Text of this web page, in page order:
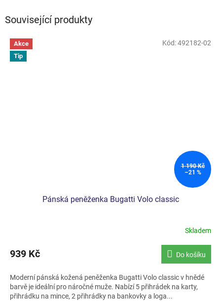
Související produkty
Akce
Tip
1 190 Kč
–21 %
Pánská peněženka Bugatti Volo classic
produktu
je
z
5
hvězdiček.
Skladem
939 Kč Do košíku
Moderní pánská kožená peněženka Bugatti Volo classic v hnědé
barvě je ideální pro náročné muže. Nabízí 5 přihrádek na karty,
přihrádku na mince, 2 přihrádky na bankovky a loga...
Kód:492182-02